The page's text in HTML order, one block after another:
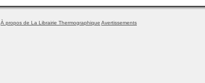
À propos de La Librairie Thermographique Avertissements